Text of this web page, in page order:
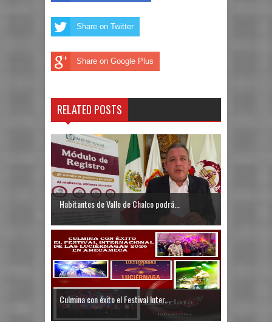
Share on Twitter
Share on Google Plus
RELATED POSTS
Habitantes de Valle de Chalco podrá...
Culmina con éxito el Festival Inter...